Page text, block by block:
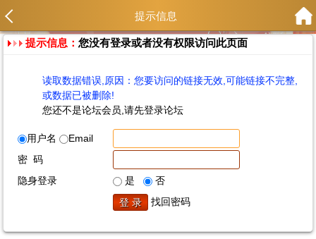
提示信息
提示信息：您没有登录或者没有权限访问此页面
读取数据错误,原因：您要访问的链接无效,可能链接不完整,
或数据已被删除!
您还不是论坛会员,请先登录论坛
用户名
Email
密 码
隐身登录
是
否
找回密码